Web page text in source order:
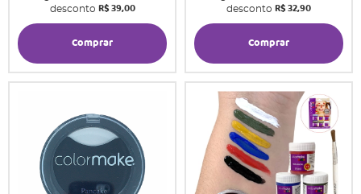
desconto R$ 39,00
Comprar
desconto R$ 32,90
Comprar